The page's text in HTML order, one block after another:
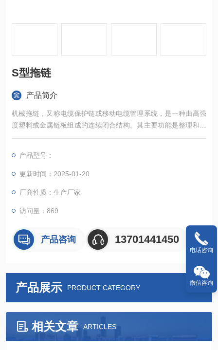
S型拖链
产品简介
机械拖链，又称电缆保护链或移动电缆管理系统，是一种由高强
度塑料或金属链板组成的连续闭合结构。其主要功能是整理和固
定电缆、油管、气管等随动元件，使其在往复运动过程中免受磨
产品型号：
更新时间：2025-01-20
厂商性质：生产厂家
访问量：869
产品咨询 13701441450
产品展示 PRODUCT CATEGORY
相关文章 ARTICLES
电话咨询
微信咨询